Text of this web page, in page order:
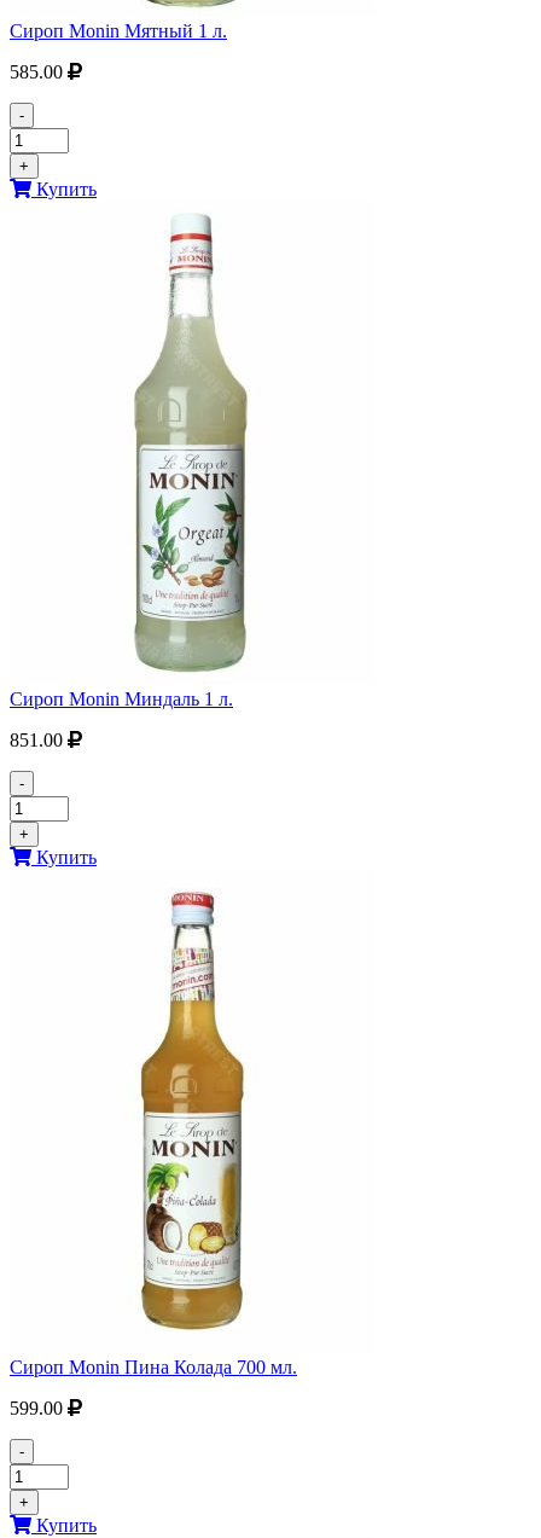
Сироп Monin Мятный 1 л.
585.00
-
+
Купить
Сироп Monin Миндаль 1 л.
851.00
-
+
Купить
Сироп Monin Пина Колада 700 мл.
599.00
-
+
Купить